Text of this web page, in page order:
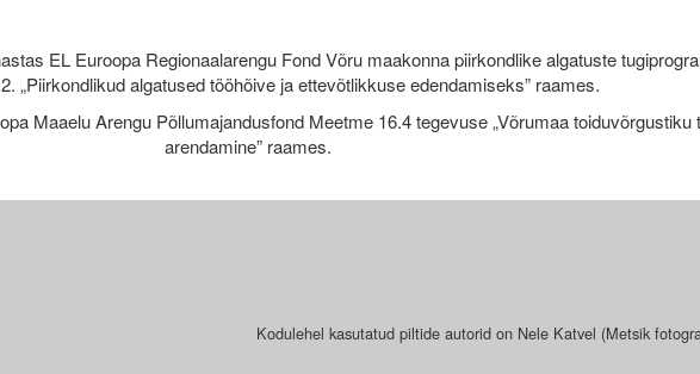
EL Euroopa Regionaalarengu Fond Võru maakonna piirkondlike algatuste
„Piirkondlikud algatused tööhõive ja ettevõtlikkuse edendamiseks” raames.
Maaelu Arengu Põllumajandusfond Meetme 16.4 tegevuse „Võrumaa
arendamine” raames.
Kodulehel kasutatud piltide autorid on Nele Katvel (Metsik